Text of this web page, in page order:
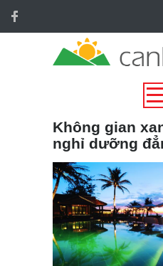
Không gian
nghỉ dưỡng